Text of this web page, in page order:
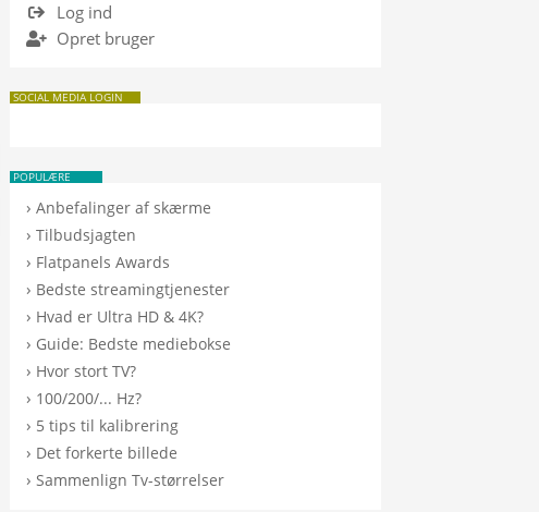
Log ind
Opret bruger
SOCIAL MEDIA LOGIN
POPULÆRE
›Anbefalinger af skærme
›Tilbudsjagten
› Flatpanels Awards
› Bedste streamingtjenester
› Hvad er Ultra HD & 4K?
› Guide: Bedste mediebokse
› Hvor stort TV?
› 100/200/... Hz?
› 5 tips til kalibrering
› Det forkerte billede
›Sammenlign Tv-størrelser